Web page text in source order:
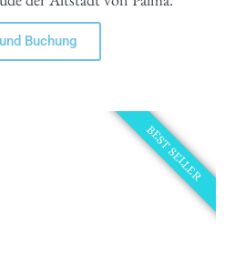
Buchung
BEST SELLER